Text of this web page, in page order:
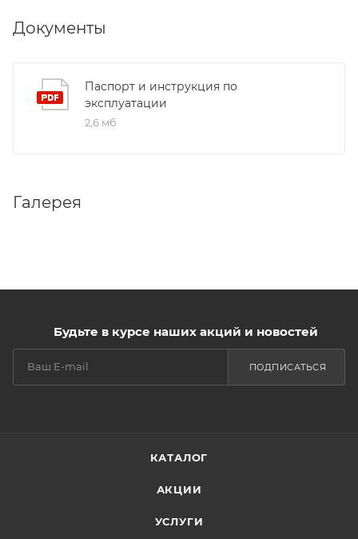
Документы
Паспорт и инструкция по
эксплуатации
2,6 мб
Галерея
Будьте в курсе наших акций и новостей
ПОДПИСАТЬСЯ
КАТАЛОГ
АКЦИИ
УСЛУГИ